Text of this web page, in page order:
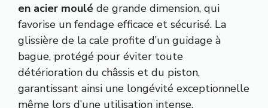
en acier moulé de grande dimension, qui
favorise un fendage efficace et sécurisé. La
glissière de la cale profite d’un guidage à
bague, protégé pour éviter toute
détérioration du châssis et du piston,
garantissant ainsi une longévité exceptionnelle
même lors d’une utilisation intense.